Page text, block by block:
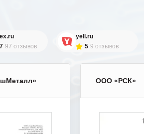
97 отзывов
yell.ru
5 9 отзывов
ООО «РСК»